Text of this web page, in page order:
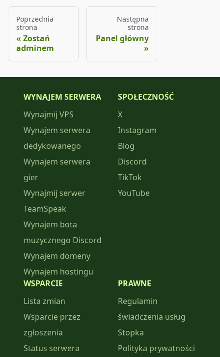
Poprzednia
strona
Zostań
adminem
Następna
strona
Panel główny
WYNAJEM SERWERA
Wynajmij VPS
Wynajem serwera
dedykowanego
Wynajem serwera
gier
Wynajmij serwer
TeamSpeak
Wynajem bota
muzycznego Discord
Wynajem domeny
Wynajem hostingu
SPOŁECZNOŚĆ
X
Instagram
Blog
Discord
TikTok
YouTube
WSPARCIE
Lista zmian
Wsparcie przez
zgłoszenia
Status serwera
PRAWNE
Regulamin
świadczenia usług
Stopka
Polityka prywatności